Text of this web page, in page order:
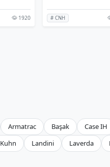
1920 # CNH
Armatrac Başak Case IH
Kuhn Landini Laverda